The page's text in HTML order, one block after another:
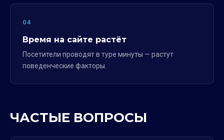
04
Время на сайте растёт
Посетители проводят в туре минуты — растут
поведенческие факторы.
ЧАСТЫЕ ВОПРОСЫ